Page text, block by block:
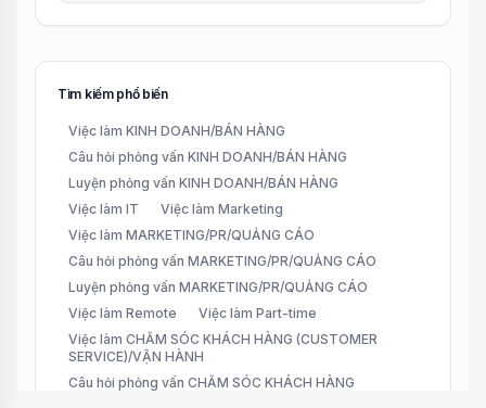
Tìm kiếm phổ biến
Việc làm KINH DOANH/BÁN HÀNG
Câu hỏi phỏng vấn KINH DOANH/BÁN HÀNG
Luyện phỏng vấn KINH DOANH/BÁN HÀNG
Việc làm IT
Việc làm Marketing
Việc làm MARKETING/PR/QUẢNG CÁO
Câu hỏi phỏng vấn MARKETING/PR/QUẢNG CÁO
Luyện phỏng vấn MARKETING/PR/QUẢNG CÁO
Việc làm Remote
Việc làm Part-time
Việc làm CHĂM SÓC KHÁCH HÀNG (CUSTOMER
SERVICE)/VẬN HÀNH
Câu hỏi phỏng vấn CHĂM SÓC KHÁCH HÀNG